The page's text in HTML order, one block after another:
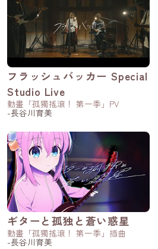
フラッシュバッカー Special
Studio Live
動畫「孤獨搖滾！ 第一季」PV
-長谷川育美
ギターと孤独と蒼い惑星
動畫「孤獨搖滾！ 第一季」插曲
-長谷川育美